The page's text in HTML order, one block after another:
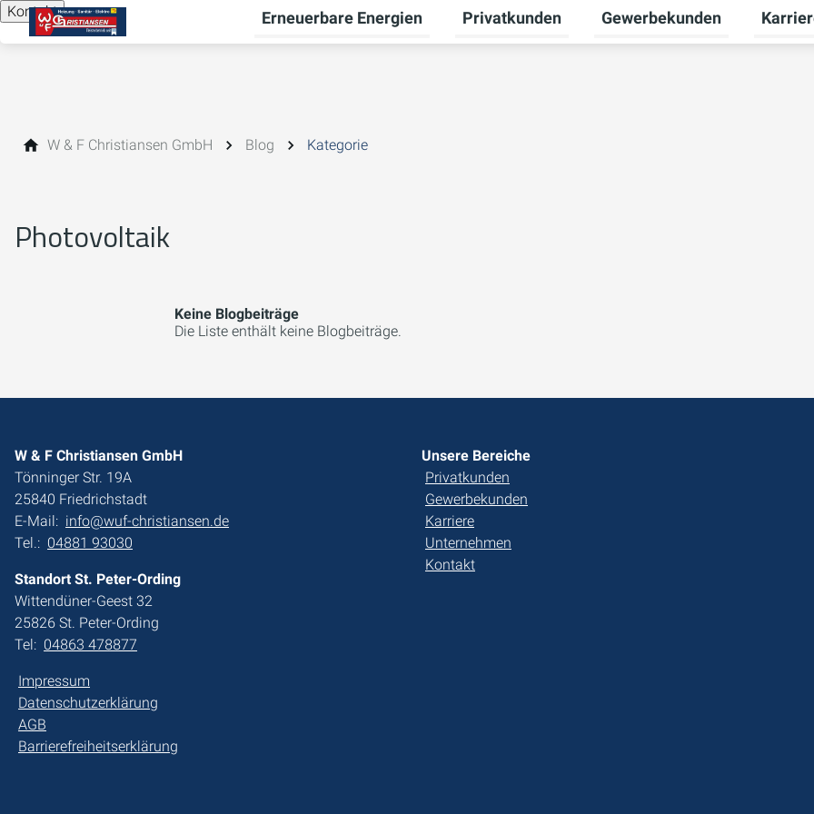
Kontakt Erneuerbare Energien
Untermenü für Erneuerbare Energien umschalten
Privatkunden
Untermenü für Privatkunden
Gewerbekunden
W & F Christiansen GmbH Blog Kategorie
Photovoltaik
Keine Blogbeiträge
Die Liste enthält keine Blogbeiträge.
W & F Christiansen GmbH
Tönninger Str. 19A
25840 Friedrichstadt
E-Mail: info@wuf-christiansen.de
Tel.: 04881 93030
Standort St. Peter-Ording
Wittendüner-Geest 32
25826 St. Peter-Ording
Tel: 04863 478877
Impressum
Datenschutzerklärung
AGB
Barrierefreiheitserklärung
Unsere Bereiche
Privatkunden
Gewerbekunden
Karriere
Unternehmen
Kontakt